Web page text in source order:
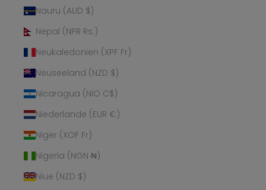
Nauru (AUD $)
Nepal (NPR Rs.)
Neukaledonien (XPF Fr)
Neuseeland (NZD $)
Nicaragua (NIO C$)
Niederlande (EUR €)
Niger (XOF Fr)
Nigeria (NGN ₦)
Niue (NZD $)